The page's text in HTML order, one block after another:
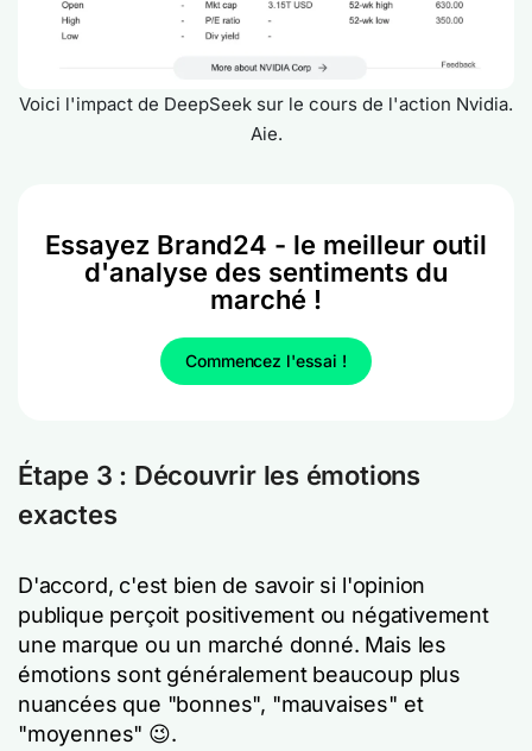
Voici l'impact de DeepSeek sur le cours de l'action Nvidia.
Aie.
Essayez Brand24 - le meilleur outil
d'analyse des sentiments du
marché !
Commencez l'essai !
Étape 3 : Découvrir les émotions
exactes
D'accord, c'est bien de savoir si l'opinion
publique perçoit positivement ou négativement
une marque ou un marché donné. Mais les
émotions sont généralement beaucoup plus
nuancées que "bonnes", "mauvaises" et
"moyennes" 😉.